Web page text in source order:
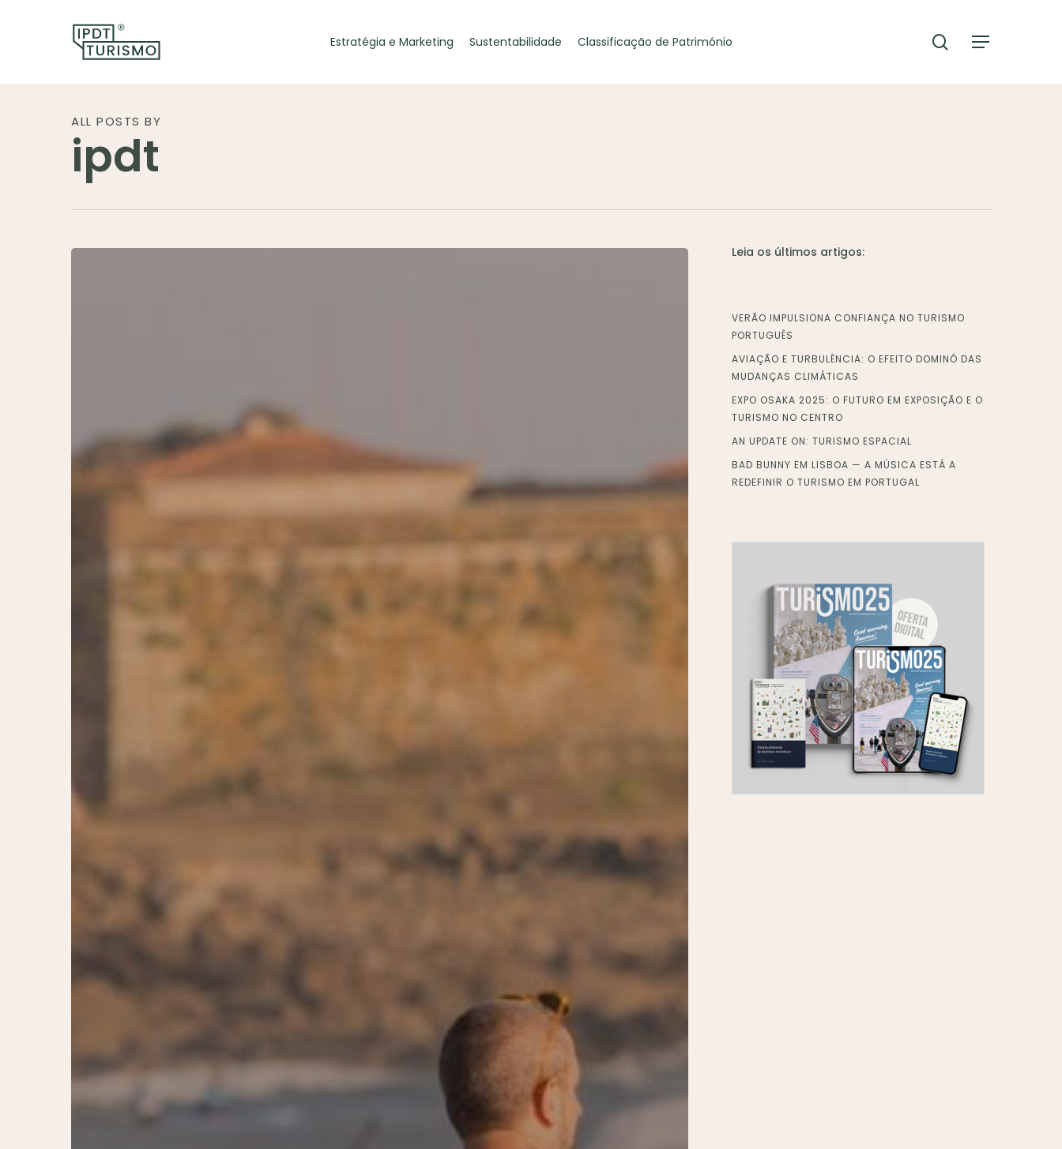
Estratégia e Marketing Sustentabilidade Classificação de Património search
Menu
ALL POSTS BY
ipdt
Leia os últimos artigos:
VERÃO IMPULSIONA CONFIANÇA NO TURISMO
PORTUGUÊS
AVIAÇÃO E TURBULÊNCIA: O EFEITO DOMINÓ DAS
MUDANÇAS CLIMÁTICAS
EXPO OSAKA 2025: O FUTURO EM EXPOSIÇÃO E O
TURISMO NO CENTRO
AN UPDATE ON: TURISMO ESPACIAL
BAD BUNNY EM LISBOA — A MÚSICA ESTÁ A
REDEFINIR O TURISMO EM PORTUGAL